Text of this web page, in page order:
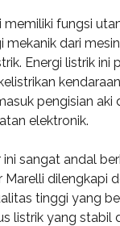
memiliki fungsi
mekanik dari
Energi listrik ini
pengisian aki
elektronik.
sangat andal
Marelli dilengkapi
tinggi yang
listrik yang stabil